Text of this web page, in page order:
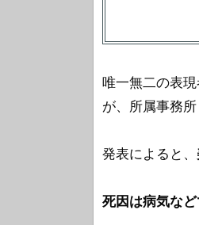
唯一無二の表
が、所属事務
発表によると、
死因は病気な